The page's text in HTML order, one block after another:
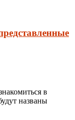
в
названы